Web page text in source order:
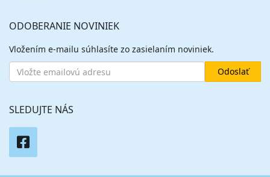
ODOBERANIE NOVINIEK
Vložením e-mailu súhlasíte zo zasielaním noviniek.
SLEDUJTE NÁS